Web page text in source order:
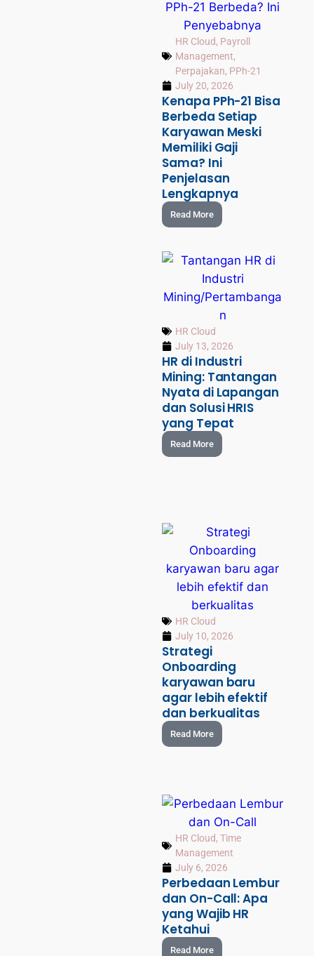
HR Cloud, Payroll
Management,
Perpajakan, PPh-21
July 20, 2026
Kenapa PPh-21 Bisa
Berbeda Setiap
Karyawan Meski
Memiliki Gaji
Sama? Ini
Penjelasan
Lengkapnya
Read More
HR Cloud
July 13, 2026
HR di Industri
Mining: Tantangan
Nyata di Lapangan
dan Solusi HRIS
yang Tepat
Read More
HR Cloud
July 10, 2026
Strategi
Onboarding
karyawan baru
agar lebih efektif
dan berkualitas
Read More
HR Cloud,Time
Management
July 6, 2026
Perbedaan Lembur
dan On-Call: Apa
yang Wajib HR
Ketahui
Read More